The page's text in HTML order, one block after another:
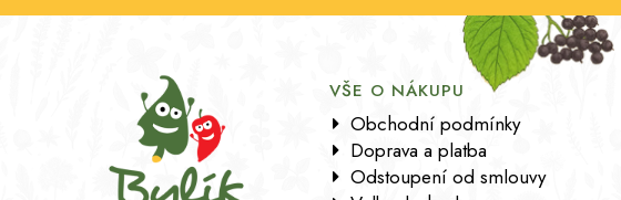
VŠE O NÁKUPU
Obchodní podmínky
Doprava a platba
Odstoupení od smlouvy